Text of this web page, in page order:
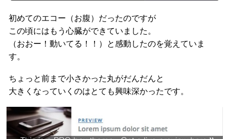
初めてのエコー（お腹）だったのですが
この頃にはもう心臓ができていました。
（おおー！動いてる！！）と感動したのを覚えていま
す。
ちょっと前まで小さかった丸がだんだんと
大きくなっていくのはとても興味深かったです。